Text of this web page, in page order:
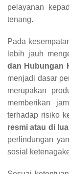
pelayanan
tenang.
Pada
lebih jauh
dan Hubungan
menjadi dasar
merupakan
memberikan
terhadap risiko
resmi atau di
perlindungan
sosial